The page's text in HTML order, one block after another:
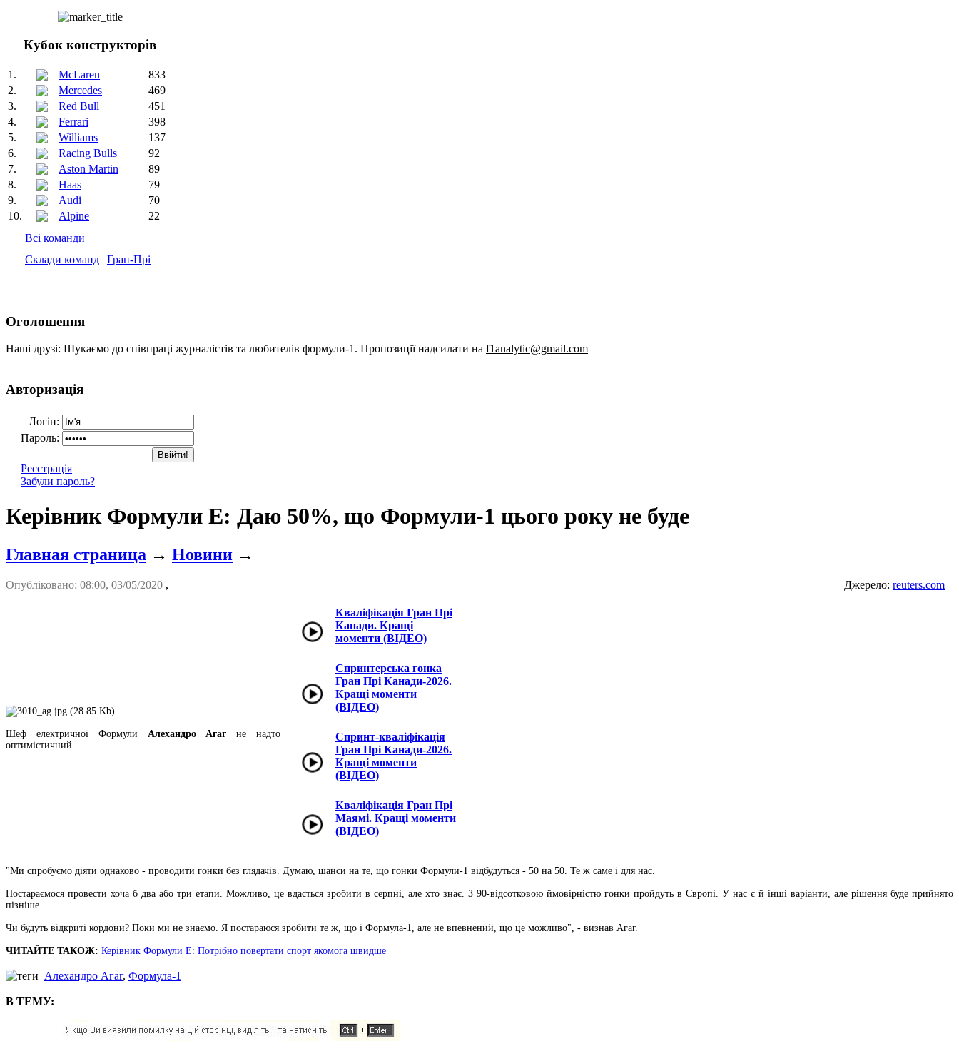
Кубок конструкторів
1. McLaren
833
2.
Mercedes
469
3.
Red Bull
451
4.
Ferrari
398
5.
Williams
137
6.
Racing Bulls
92
7.
Aston Martin
89
8.
Haas
79
9.
Audi
70
10.
Alpine
22
Всі команди
Склади команд | Гран-Прі
Оголошення
Наші друзі: Шукаємо до співпраці журналістів та любителів формули-1. Пропозиції надсилати на f1analytic@gmail.com
Авторизація
Логін:
Пароль:
Реєстрація
Забули пароль?
Керівник Формули Е: Даю 50%, що Формули-1 цього року не буде
Главная страница → Новини →
Опубліковано: 08:00, 03/05/2020 , Джерело: reuters.com
Шеф електричної Формули Алехандро Агаг не надто
оптимістичний.
Кваліфікація Гран Прі
Канади. Кращі
моменти (ВІДЕО)
Спринтерська гонка
Гран Прі Канади-2026.
Кращі моменти
(ВІДЕО)
Спринт-кваліфікація
Гран Прі Канади-2026.
Кращі моменти
(ВІДЕО)
Кваліфікація Гран Прі
Маямі. Кращі моменти
(ВІДЕО)
"Ми спробуємо діяти однаково - проводити гонки без глядачів. Думаю, шанси на те, що гонки Формули-1 відбудуться - 50 на 50. Те ж саме і для нас.
Постараємося провести хоча б два або три етапи. Можливо, це вдасться зробити в серпні, але хто знає. З 90-відсотковою ймовірністю гонки пройдуть в Європі. У нас є й інші варіанти, але рішення буде прийнято
пізніше.
Чи будуть відкриті кордони? Поки ми не знаємо. Я постараюся зробити те ж, що і Формула-1, але не впевнений, що це можливо", - визнав Агаг.
ЧИТАЙТЕ ТАКОЖ: Керівник Формули Е: Потрібно повертати спорт якомога швидше
Алехандро Агаг, Формула-1
В ТЕМУ: